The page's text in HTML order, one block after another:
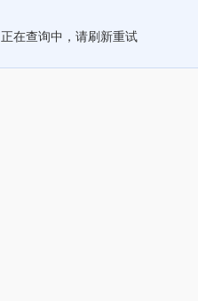
正在查询中，请刷新重试